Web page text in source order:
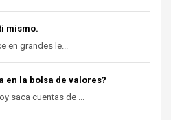
mismo.
en grandes le...
en la bolsa de valores?
saca cuentas de ...